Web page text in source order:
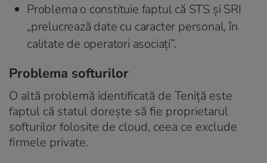
Problema o constituie faptul că STS și SRI
„prelucrează date cu caracter personal, în
calitate de operatori asociați”.
Problema softurilor
O altă problemă identificată de Teniță este
faptul că statul dorește să fie proprietarul
softurilor folosite de cloud, ceea ce exclude
firmele private.